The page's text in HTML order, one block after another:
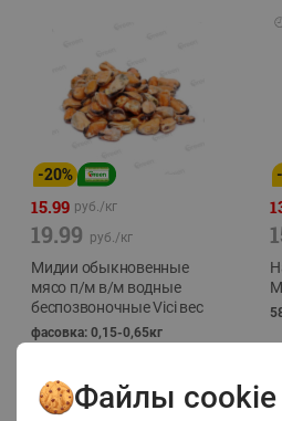
-20%
15.99 руб./кг
19.99 руб./кг
Мидии обыкновенные
мясо п/м в/м водные
беспозвоночные Vici вес
фасовка: 0,15-0,65кг
-
Файлы cookie